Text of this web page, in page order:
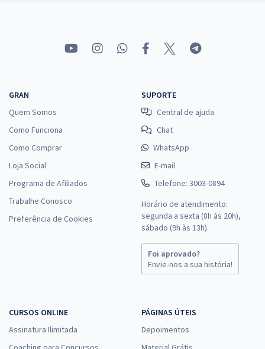
GRAN
Quem Somos
Como Funciona
Como Comprar
Loja Social
Programa de Afiliados
Trabalhe Conosco
Preferência de Cookies
SUPORTE
Central de ajuda
Chat
WhatsApp
E-mail
Telefone: 3003-0894
Horário de atendimento:
segunda a sexta (8h às 20h),
sábado (9h às 13h).
Foi aprovado?
Envie-nos a sua história!
CURSOS ONLINE
Assinatura Ilimitada
PÁGINAS ÚTEIS
Depoimentos